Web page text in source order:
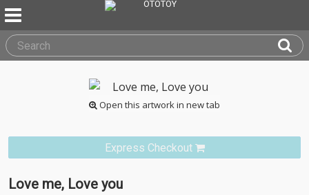
Open this artwork in new tab
Express Checkout
Love me, Love you